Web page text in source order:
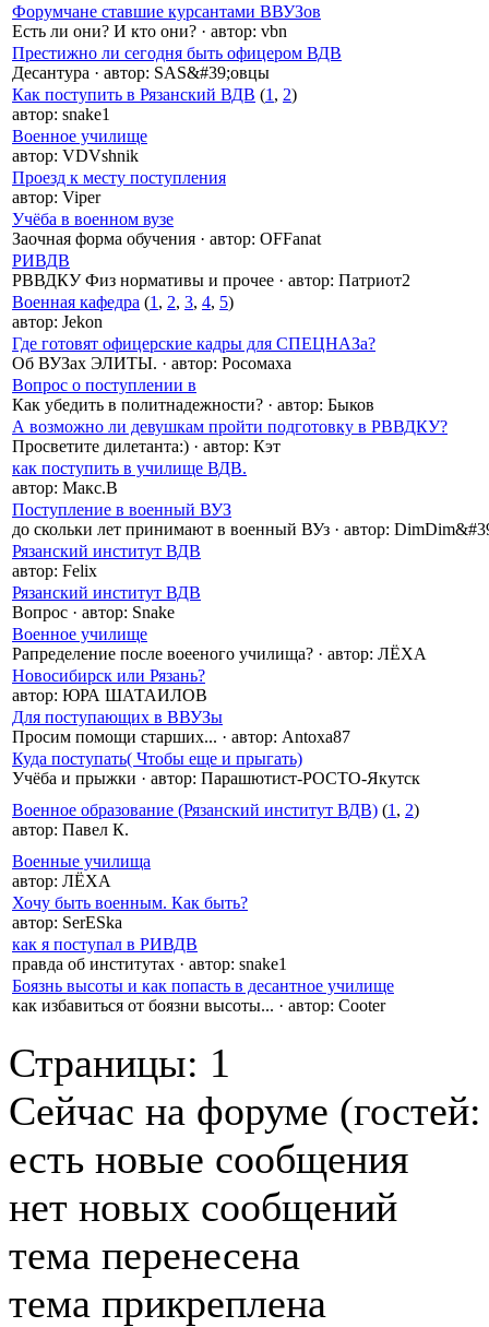
Форумчане ставшие курсантами ВВУЗов
Есть ли они? И кто они? · автор: vbn
Престижно ли сегодня быть офицером ВДВ
Десантура · автор: SAS&#39;овцы
Как поступить в Рязанский ВДВ (1 , 2)
автор: snake1
Военное училище
автор: VDVshnik
Проезд к месту поступления
автор: Viper
Учёба в военном вузе
Заочная форма обучения · автор: OFFanat
РИВДВ
РВВДКУ Физ нормативы и прочее · автор: Патриот2
Военная кафедра (1 , 2, 3, 4, 5)
автор: Jekon
Где готовят офицерские кадры для СПЕЦНАЗа?
Об ВУЗах ЭЛИТЫ. · автор: Росомаха
Вопрос о поступлении в
Как убедить в политнадежности? · автор: Быков
А возможно ли девушкам пройти подготовку в РВВДКУ?
Просветите дилетанта:) · автор: Кэт
как поступить в училище ВДВ.
автор: Макс.В
Поступление в военный ВУЗ
до скольки лет принимают в военный ВУз · автор:
Рязанский институт ВДВ
автор: Felix
Рязанский институт ВДВ
Вопрос · автор: Snake
Военное училище
Рапределение после воееного училища? · автор: ЛЁХА
Новосибирск или Рязань?
автор: ЮРА ШАТАИЛОВ
Для поступающих в ВВУЗы
Просим помощи старших... · автор: Antoxa87
Куда поступать( Чтобы еще и прыгать)
Учёба и прыжки · автор: Парашютист-РОСТО-Якутск
Военное образование (Рязанский институт ВДВ) (1 , 2)
автор: Павел К.
Военные училища
автор: ЛЁХА
Хочу быть военным. Как быть?
автор: SerESka
как я поступал в РИВДВ
правда об институтах · автор: snake1
Боязнь высоты и как попасть в десантное училище
как избавиться от боязни высоты... · автор: Cooter
Страницы: 1
Сейчас на форуме
есть новые сообщения
нет новых сообщений
тема перенесена
тема прикреплена